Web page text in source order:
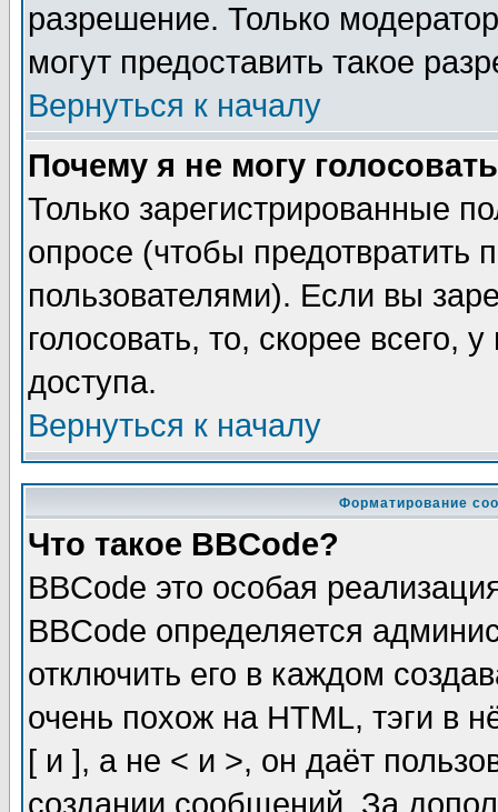
разрешение. Только
могут предоставить такое
Вернуться к началу
Почему я не могу
Только зарегистрированные
опросе (чтобы предотвратить
пользователями). Если вы
голосовать, то, скорее всего,
доступа.
Вернуться к началу
Форматирование
Что такое BBCode?
BBCode это особая
BBCode определяется
отключить его в каждом
очень похож на HTML, тэги в
[ и ], а не < и >, он даёт
создании сообщений. За